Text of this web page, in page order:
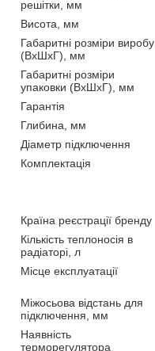
решітки, мм
Висота, мм
Габаритні розміри виробу
(ВхШхГ), мм
Габаритні розміри
упаковки (ВхШхГ), мм
Гарантія
Глибина, мм
Діаметр підключення
Комплектація
Країна реєстрації бренду
Кількість теплоносія в
радіаторі, л
Місце експлуатації
Міжосьова відстань для
підключення, мм
Наявність
терморегулятора